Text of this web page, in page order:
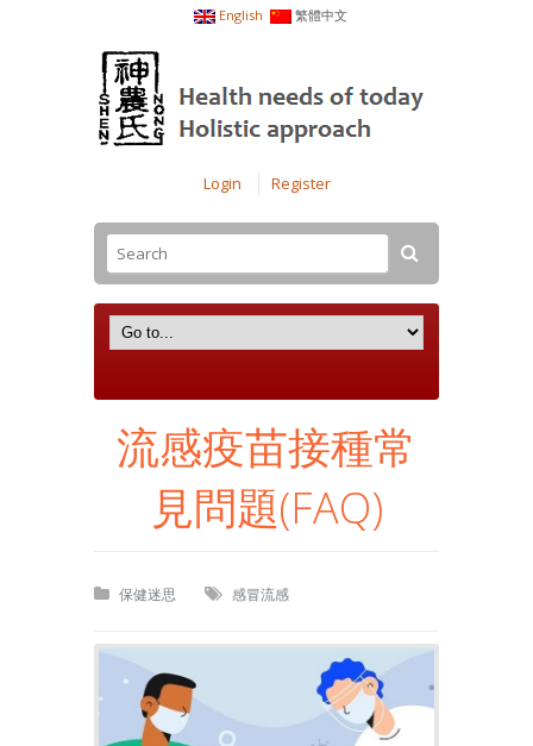
English 繁體中文
Login Register
流感疫苗接種常
見問題(FAQ)
保健迷思 感冒流感